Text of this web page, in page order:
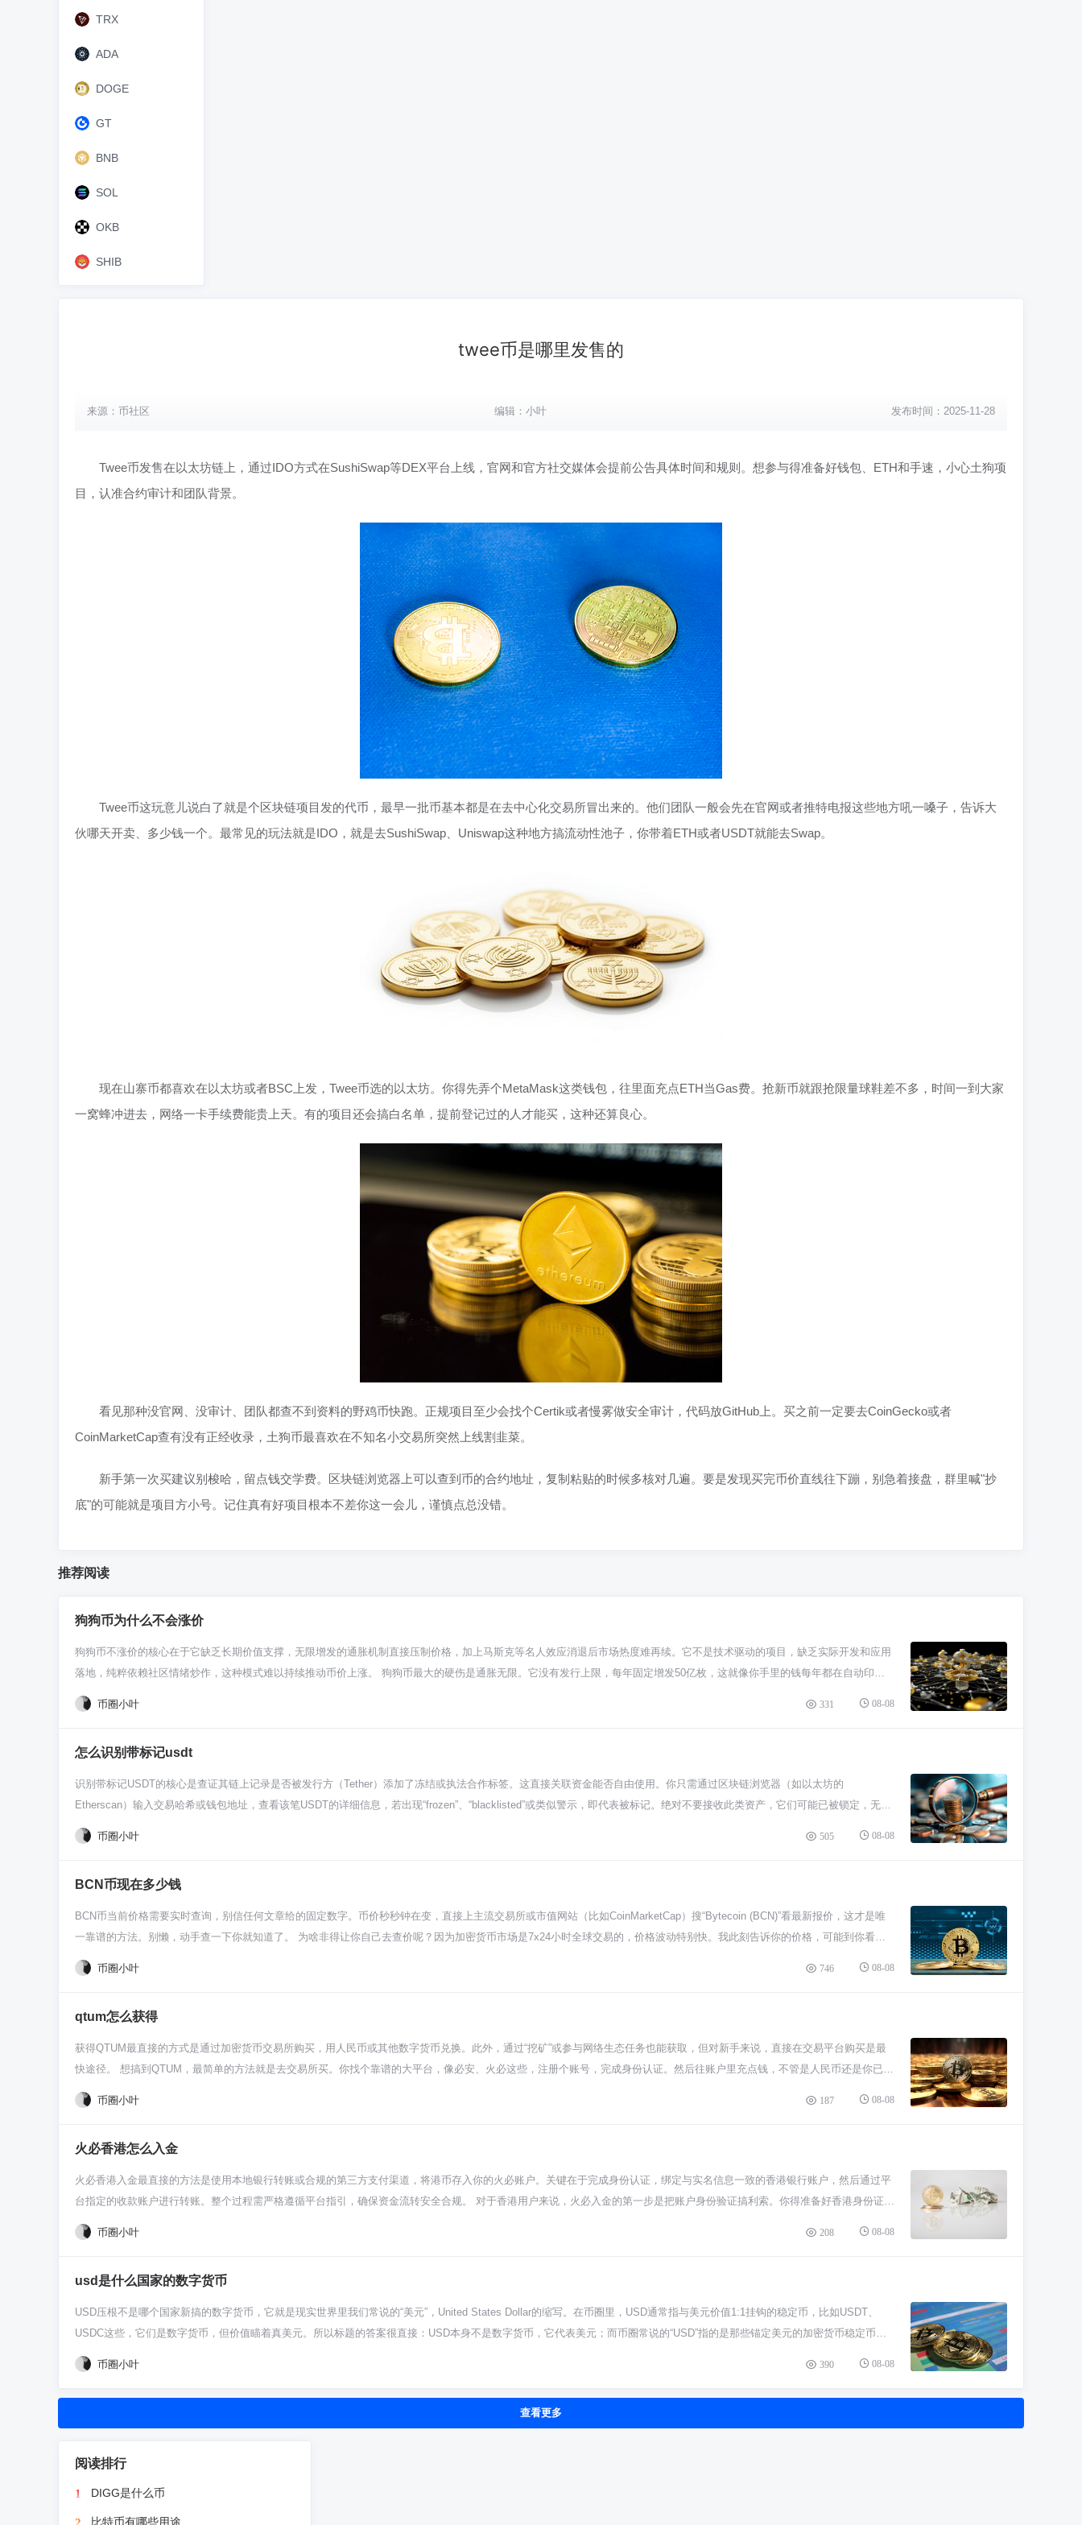
TRX
ADA
DOGE
GT
BNB
SOL
OKB
SHIB
twee币是哪里发售的
来源：币社区 编辑： 小叶 发布时间：2025-11-28
Twee币发售在以太坊链上，通过IDO方式在SushiSwap等DEX平台上线，官网和官方社交媒体会提前公告具体时间和规则。想参与得准备好钱包、ETH和手速，小心土狗项
目，认准合约审计和团队背景。
Twee币这玩意儿说白了就是个区块链项目发的代币，最早一批币基本都是在去中心化交易所冒出来的。他们团队一般会先在官网或者推特电报这些地方吼一嗓子，告诉大
伙哪天开卖、多少钱一个。最常见的玩法就是IDO，就是去SushiSwap、Uniswap这种地方搞流动性池子，你带着ETH或者USDT就能去Swap。
现在山寨币都喜欢在以太坊或者BSC上发，Twee币选的以太坊。你得先弄个MetaMask这类钱包，往里面充点ETH当Gas费。抢新币就跟抢限量球鞋差不多，时间一到大家
一窝蜂冲进去，网络一卡手续费能贵上天。有的项目还会搞白名单，提前登记过的人才能买，这种还算良心。
看见那种没官网、没审计、团队都查不到资料的野鸡币快跑。正规项目至少会找个Certik或者慢雾做安全审计，代码放GitHub上。买之前一定要去CoinGecko或者
CoinMarketCap查有没有正经收录，土狗币最喜欢在不知名小交易所突然上线割韭菜。
新手第一次买建议别梭哈，留点钱交学费。区块链浏览器上可以查到币的合约地址，复制粘贴的时候多核对几遍。要是发现买完币价直线往下蹦，别急着接盘，群里喊"抄
底"的可能就是项目方小号。记住真有好项目根本不差你这一会儿，谨慎点总没错。
推荐阅读
狗狗币为什么不会涨价
狗狗币不涨价的核心在于它缺乏长期价值支撑，无限增发的通胀机制直接压制价格，加上马斯克等名人效应消退后市场热度难再续。它不是技术驱动的项目，缺乏实际开发和应用
落地，纯粹依赖社区情绪炒作，这种模式难以持续推动币价上涨。 狗狗币最大的硬伤是通胀无限。它没有发行上限，每年固定增发50亿枚，这就像你手里的钱每年都在自动印更
多，东西多了自然就不值钱了。比特币为啥能涨？总量就2100万枚，挖完就没了，稀缺性摆在那儿。狗狗币这种无限“撒钱”的模式，根本构不成长期稀缺资产，指望它持续上涨不
太现实。 再说说它的用处，或者说基本没什么实际用处。狗狗币就是个初代的“玩笑币”，诞生得早，技术架构老旧，本身就没规划什么复杂功能。你想想，现在那么多新公链，都
了。前两年马斯克在推特上喊一嗓子，价格就能窜上天，但这玩意儿能天天喊吗？热度一过，市场发现这币除了热度啥也没有，资金就跑去追新热点去了。你看现在 meme 币一
波接一波，资金都被分流了，狗狗币没有新故事可讲，老玩家也逐渐失去耐心，价格当然就趴着不动了。
币圈小叶 331 08-08
怎么识别带标记usdt
识别带标记USDT的核心是查证其链上记录是否被发行方（Tether）添加了冻结或执法合作标签。这直接关联资金能否自由使用。你只需通过区块链浏览器（如以太坊的
Etherscan）输入交易哈希或钱包地址，查看该笔USDT的详细信息，若出现“frozen”、“blacklisted”或类似警示，即代表被标记。绝对不要接收此类资产，它们可能已被锁定，无法
转移和交易。 你得先明白“带标记”是啥意思。这可不是说USDT本身有个星星记号，而是在区块链这个公开大账本上，Tether公司给某些特定的USDT打上了“异常”标签。最常见的
就是因为涉嫌黑钱、黑客盗取或者被执法部门要求，这些USDT会被冻结。就像你的银行卡被银行冻结了一样，这些被标记的USDT躺在你钱包里也动不了，既不能转给朋友，也
上的USDT，那就打开Etherscan网站。把你收到USDT的那笔交易的“交易哈希”（一串长长的字母数字组合）复制进去搜索。或者直接查你收钱的钱包地址。在交易详情页面，仔
细看看关于这个USDT代币的部分。如果一切正常，那就没事。但如果页面上醒目地提示“Frozen”或者“Address blacklisted”之类的字眼，别怀疑，这钱就是被标记了，有问题。 养
成这个检查习惯特别重要，尤其是进行大额交易或者跟不熟悉的人打交道时。别光看对方在微信或Telegram上给你发的转账截图，那玩意儿能造假。你必须亲自、亲自、再亲自去
币圈小叶 505 08-08
BCN币现在多少钱
BCN币当前价格需要实时查询，别信任何文章给的固定数字。币价秒秒钟在变，直接上主流交易所或市值网站（比如CoinMarketCap）搜“Bytecoin (BCN)”看最新报价，这才是唯
一靠谱的方法。别懒，动手查一下你就知道了。 为啥非得让你自己去查价呢？因为加密货币市场是7x24小时全球交易的，价格波动特别快。我此刻告诉你的价格，可能到你看到
的时候已经差了一大截。这不像股票有固定开盘收盘，币圈永远不打烊。所以养成习惯，看价格就用工具，别依赖别人随口说的数字，那可能让你做错判断。 除了价格，BCN这
个币本身你也得稍微了解下。它是个老牌的隐私币，比门罗币出现得还早，主打匿名交易。但老不代表一定好，它这些年发展有点慢，社区热度也不比从前。你查价格的时候，顺
BCN的价格，也别急着买。先把加密货币的基础玩法搞懂，比如怎么用交易所、什么是钱包、私钥为啥不能丢。然后拿点小钱，从比特币、以太坊这些主流币开始体验会更稳妥。
BCN这类老币，水相对深，等你看懂了市场节奏再研究也不迟。
币圈小叶 746 08-08
qtum怎么获得
获得QTUM最直接的方式是通过加密货币交易所购买，用人民币或其他数字货币兑换。此外，通过“挖矿”或参与网络生态任务也能获取，但对新手来说，直接在交易平台购买是最
快途径。 想搞到QTUM，最简单的方法就是去交易所买。你找个靠谱的大平台，像必安、火必这些，注册个账号，完成身份认证。然后往账户里充点钱，不管是人民币还是你已经
有的USDT、比特币都行，在交易区找到QTUM交易对，比如QTUM/USDT，下单买入就完事了。这个过程跟你网上购物差不多，选好价格数量，一点确认，QTUM就到你的账户
里了。 除了直接买，你要是对技术有点兴趣，也可以试试挖矿。QTUM用的是权益证明（PoS）机制，不用像比特币那样拼算力。你只需要在电脑上运行一个QTUM钱包节点，然
适合不急着用钱、想长期支持网络的人。 时不时关注下QTUM官方的动态也挺好。他们生态里有些去中心化应用（DApp）或者测试网络活动，可能会给早期参与的用户发点
QTUM奖励，就像是做任务领福利。不过这种机会不是天天有，得你自己多留心官网和社群消息。这种方式拿到的量可能不多，但能让你更深入地了解这个项目到底在玩啥。 不管
用哪种方式拿到QTUM，安全都是头等大事。从交易所买来的币，如果打算长期拿着，别嫌麻烦，最好转到你自己控制的钱包里，比如硬件钱包或者官方的Qtum Core钱包。私钥
币圈小叶 187 08-08
火必香港怎么入金
火必香港入金最直接的方法是使用本地银行转账或合规的第三方支付渠道，将港币存入你的火必账户。关键在于完成身份认证，绑定与实名信息一致的香港银行账户，然后通过平
台指定的收款账户进行转账。整个过程需严格遵循平台指引，确保资金流转安全合规。 对于香港用户来说，火必入金的第一步是把账户身份验证搞利索。你得准备好香港身份证和
住址证明，在APP里按步骤完成高级实名认证。别嫌麻烦，这步不做，后面的入金出金全都玩不转。认证通过后，你就能在充值页面看到专属于你的香港收款银行信息了，包括户
名、账号和开户行，这些信息每次充值都可能不一样，记得每次都先看一眼最新的。 绑卡和转账这块，得特别注意用你本人名下的香港银行账户来操作。网银转账或者FPS转数快
数额来转，别多也别少，不然系统对不上账，处理起来就慢多了。 现在香港对虚拟资产交易所有明确的发牌制度，火必香港是朝着合规方向走的。所以你用银行转账入金，资金安
全比较有保障，但这同时也意味着反洗钱风控很严格。大额转账可能会被银行问几句，正常解释就行。也别想着用别人的卡转或者搞些奇怪的操作，很容易触发风控导致账户被限
制。记住，合规是唯一的捷径。 钱转到平台指定账户后，通常半小时内就能到你火必账户里了。如果超过这个时间还没到，先别慌。第一，去银行查查转账是否成功了；第二，核
跟着最新指引走就不会出错。
币圈小叶 208 08-08
usd是什么国家的数字货币
USD压根不是哪个国家新搞的数字货币，它就是现实世界里我们常说的“美元”，United States Dollar的缩写。在币圈里，USD通常指与美元价值1:1挂钩的稳定币，比如USDT、
USDC这些，它们是数字货币，但价值瞄着真美元。所以标题的答案很直接：USD本身不是数字货币，它代表美元；而币圈常说的“USD”指的是那些锚定美元的加密货币稳定币。
咱们得把这事儿掰扯清楚。USD这三个字母，打根儿上就是“美元”的代号，是美国的法定货币，由美联储和美国政府背书。这跟咱们手里的人民币、兜里的欧元没啥本质区别，它
就是一张纸或者银行账户里的一个数字，只不过是全球用得最广的那张“纸”。所以当你听到USD，第一反应就该是那个绿油油的钞票，而不是什么高科技数字货币。 那为啥币圈总
在说USD呢？这是因为加密货币市场里，大家为了方便，直接用USD来指代那些“稳定币”。你可以把它们理解成美元在区块链网络上的“分身”或者“数字借条”。最出名的就是泰达公
司发的USDT，还有Circle公司发的USDC。这些稳定币号称自己银行里存着等值的真美元，保证你1个USDT随时能换回1美元。它们在币圈充当了计价、交易和避险的工具，相当
公司是否真的有那么多的美元储备做担保。这跟美国政府担保的美元法律地位天差地别。所以，稳定币有它的便利，但也存在公司倒闭、储备出问题等风险，它不等于你银行里的
比特币那种上蹿下跳的刺激，让你在市场里有个暂时的“避风港”。但你得记住，它再稳也是加密货币，钱包私钥丢了、转错地址了，照样找不回来，该有的风险一点不少，操作的
时候可得多留神。
币圈小叶 390 08-08
查看更多
阅读排行
1 DIGG是什么币
2 比特币有哪些用途